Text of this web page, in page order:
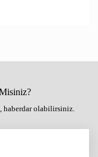
haberdar olabilirsiniz.